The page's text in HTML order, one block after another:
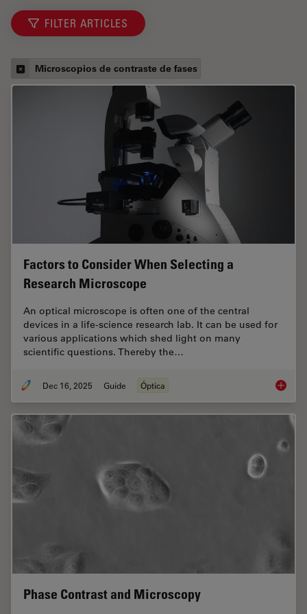
FILTER ARTICLES
Microscopios de contraste de fases
Factors to Consider When Selecting a
Research Microscope
An optical microscope is often one of the central
devices in a life-science research lab. It can be used for
various applications which shed light on many
scientific questions. Thereby the…
Dec 16, 2025 Guide Óptica Factors
Phase Contrast and Microscopy